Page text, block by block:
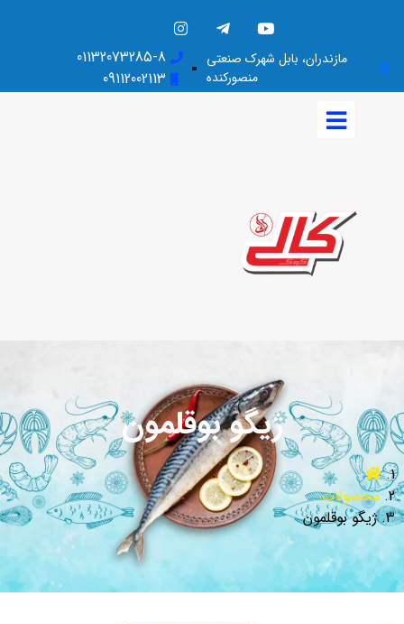
مازندران، بابل شهرک صنعتی
منصورکنده
01132073285-8
09112002113
ژیگو بوقلمون
محصولات
ژیگو بوقلمون